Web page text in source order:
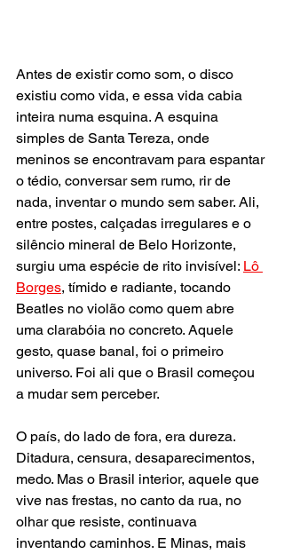
Antes de existir como som, o disco
existiu como vida, e essa vida cabia
inteira numa esquina. A esquina
simples de Santa Tereza, onde
meninos se encontravam para espantar
o tédio, conversar sem rumo, rir de
nada, inventar o mundo sem saber. Ali,
entre postes, calçadas irregulares e o
silêncio mineral de Belo Horizonte,
surgiu uma espécie de rito invisível: Lô
Borges, tímido e radiante, tocando
Beatles no violão como quem abre
uma clarabóia no concreto. Aquele
gesto, quase banal, foi o primeiro
universo. Foi ali que o Brasil começou
a mudar sem perceber.
O país, do lado de fora, era dureza.
Ditadura, censura, desaparecimentos,
medo. Mas o Brasil interior, aquele que
vive nas frestas, no canto da rua, no
olhar que resiste, continuava
inventando caminhos. E Minas, mais